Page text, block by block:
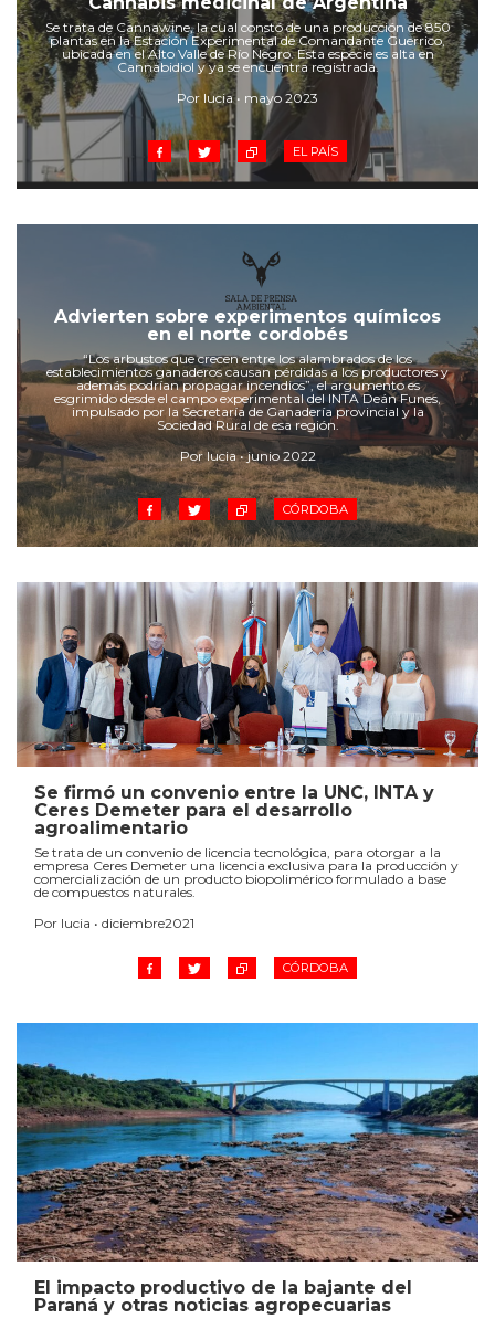
Cruz del Eje
Corredor de Ansenuza
La Carlota y zona
Laboulaye y sur
Bell Ville
Río Tercero
Despeñaderos
Se trata de Cannawine, la cual constó de una producción de 850
plantas en la Estación Experimental de Comandante Guerrico,
ubicada en el Alto Valle de Río Negro. Esta especie es alta en
Cannabidiol y ya se encuentra registrada.
Por lucia • mayo 2023
EL PAÍS
Advierten sobre experimentos químicos
en el norte cordobés
“Los arbustos que crecen entre los alambrados de los
establecimientos ganaderos causan pérdidas a los productores y
además podrían propagar incendios”, el argumento es
esgrimido desde el campo experimental del INTA Deán Funes,
impulsado por la Secretaría de Ganadería provincial y la
Sociedad Rural de esa región.
Por lucia • junio 2022
CÓRDOBA
Se firmó un convenio entre la UNC, INTA y
Ceres Demeter para el desarrollo
agroalimentario
Se trata de un convenio de licencia tecnológica, para otorgar a la
empresa Ceres Demeter una licencia exclusiva para la producción y
comercialización de un producto biopolimérico formulado a base
de compuestos naturales.
Por lucia • diciembre2021
CÓRDOBA
El impacto productivo de la bajante del
Paraná y otras noticias agropecuarias